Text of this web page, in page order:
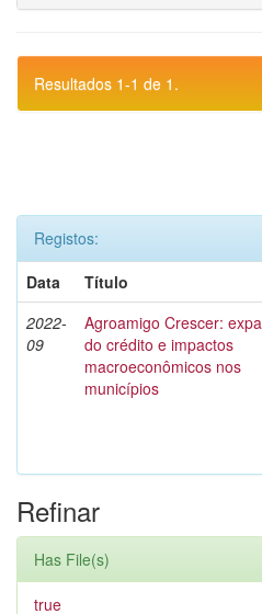
Resultados 1-1 de 1.
Registos:
Data
Título
2022-
09
Agroamigo Crescer:
do crédito e impactos
macroeconômicos nos
municípios
Refinar
Has File(s)
true